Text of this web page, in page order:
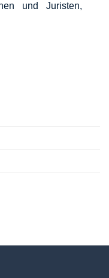
und Juristen,